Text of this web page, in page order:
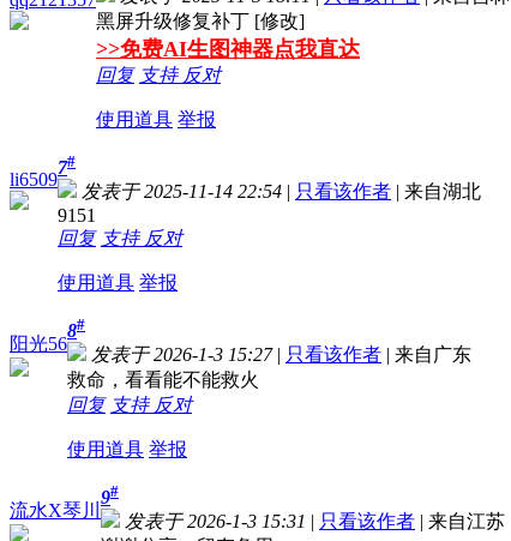
黑屏升级修复补丁 [修改]
>>免费AI生图神器点我直达
回复 支持 反对
使用道具 举报
li6509
7#
发表于 2025-11-14 22:54 | 只看该作者 | 来自湖北
9151
回复 支持 反对
使用道具 举报
阳光56
8#
发表于 2026-1-3 15:27 | 只看该作者 | 来自广东
救命，看看能不能救火
回复 支持 反对
使用道具 举报
流水X琴川
9#
发表于 2026-1-3 15:31 | 只看该作者 | 来自江苏